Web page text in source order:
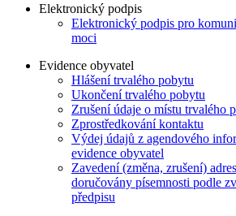
Elektronický podpis
Elektronický podpis pro
moci
Evidence obyvatel
Hlášení trvalého pobytu
Ukončení trvalého pobytu
Zrušení údaje o místu trvalého
Zprostředkování kontaktu
Výdej údajů z agendového
evidence obyvatel
Zavedení (změna, zrušení)
doručovány písemnosti podle
předpisu